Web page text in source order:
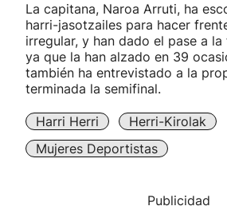
La capitana, Naroa Arruti, ha
harri-jasotzailes para hacer
irregular, y han dado el pase a
ya que la han alzado en 39
también ha entrevistado a la
terminada la semifinal.
Harri Herri
Herri-Kirolak
Mujeres Deportistas
Publicidad